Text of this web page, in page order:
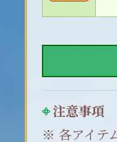
注意事項
各アイテ